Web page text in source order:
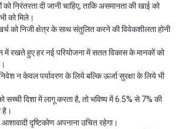
निरंतरता दी जानी चाहिए, ताकि असमानता की खाई को
को मिले।
को निजी क्षेत्र के साथ संतुलित करने की विवेकशीलता होनी
में रखते हुए हर नई परियोजना में सतत विकास के मानकों को
न केवल पर्यावरण के लिये बल्कि ऊर्जा सुरक्षा के लिये भी
सच्ची दिशा में लागू करता है, तो भविष्य में 6.5% से 7% की
है।
दृष्टिकोण अपनाना उचित रहेगा।